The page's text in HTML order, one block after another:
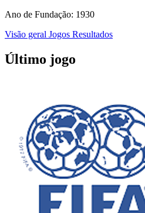
Ano de Fundação: 1930
Visão geral Jogos Resultados
Último jogo